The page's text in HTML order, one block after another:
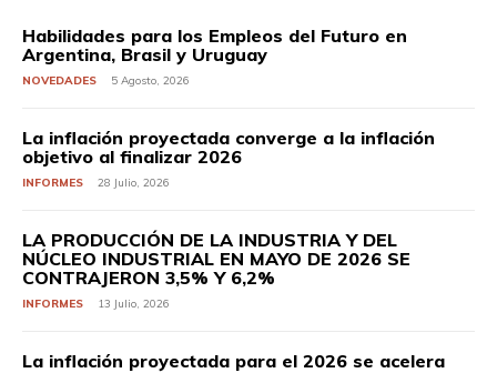
Habilidades para los Empleos del Futuro en
Argentina, Brasil y Uruguay
NOVEDADES 5 Agosto, 2026
La inflación proyectada converge a la inflación
objetivo al finalizar 2026
INFORMES 28 Julio, 2026
LA PRODUCCIÓN DE LA INDUSTRIA Y DEL
NÚCLEO INDUSTRIAL EN MAYO DE 2026 SE
CONTRAJERON 3,5% Y 6,2%
INFORMES 13 Julio, 2026
La inflación proyectada para el 2026 se acelera